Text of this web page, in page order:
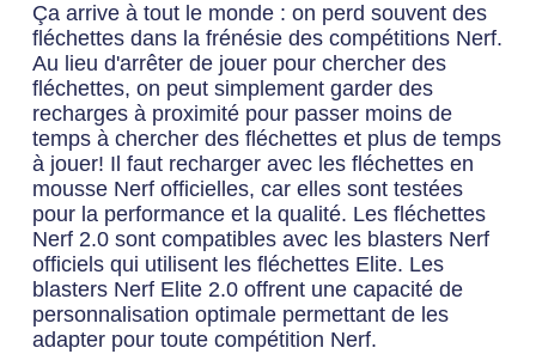
Ça arrive à tout le monde : on perd souvent des
fléchettes dans la frénésie des compétitions Nerf.
Au lieu d'arrêter de jouer pour chercher des
fléchettes, on peut simplement garder des
recharges à proximité pour passer moins de
temps à chercher des fléchettes et plus de temps
à jouer! Il faut recharger avec les fléchettes en
mousse Nerf officielles, car elles sont testées
pour la performance et la qualité. Les fléchettes
Nerf 2.0 sont compatibles avec les blasters Nerf
officiels qui utilisent les fléchettes Elite. Les
blasters Nerf Elite 2.0 offrent une capacité de
personnalisation optimale permettant de les
adapter pour toute compétition Nerf.